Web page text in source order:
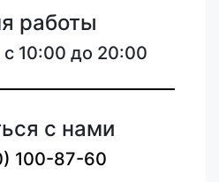
работы
10:00 до 20:00
с нами
100-87-60